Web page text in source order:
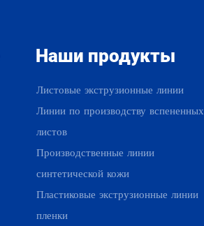
Наши продукты
Листовые экструзионные линии
Линии по производству вспененных
листов
Производственные линии
синтетической кожи
Пластиковые экструзионные линии
пленки